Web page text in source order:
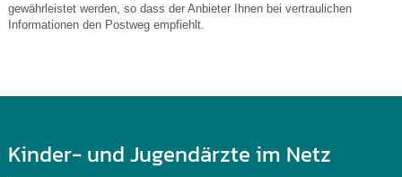
gewährleistet werden, so dass der Anbieter Ihnen bei vertraulichen
Informationen den Postweg empfiehlt.
Kinder- und Jugendärzte im Netz